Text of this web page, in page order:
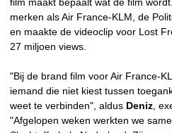
merken als Air France-KLM, de
en maakte de videoclip voor Lost
27 miljoen views.
"Bij de brand film voor Air France-
iemand die niet kiest tussen
weet te verbinden", aldus Deniz ,
"Afgelopen weken werkten we